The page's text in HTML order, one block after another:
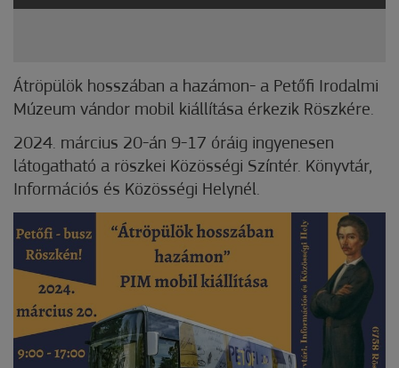
Átröpülök hosszában a hazámon- a Petőfi Irodalmi
Múzeum vándor mobil kiállítása érkezik Röszkére.
2024. március 20-án 9-17 óráig ingyenesen
látogatható a röszkei Közösségi Színtér. Könyvtár,
Információs és Közösségi Helynél.